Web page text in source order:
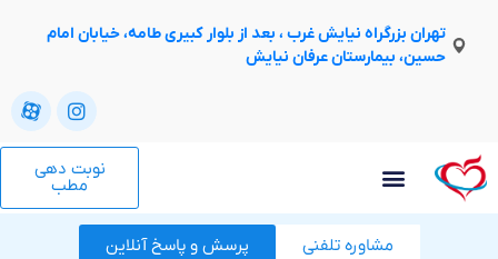
تهران بزرگراه نیایش غرب ، بعد از بلوار کبیری طامه، خیابان امام
حسین، بیمارستان عرفان نیایش
نوبت دهی
مطب
مشاوره تلفنی پرسش و پاسخ آنلاین